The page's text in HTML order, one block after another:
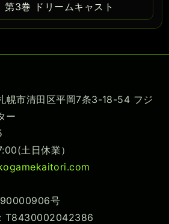
第3巻 ドリームキャスト
幌市清田区平岡7条3-18-54 フジ
ー
土日休業）
号
T8430002042386